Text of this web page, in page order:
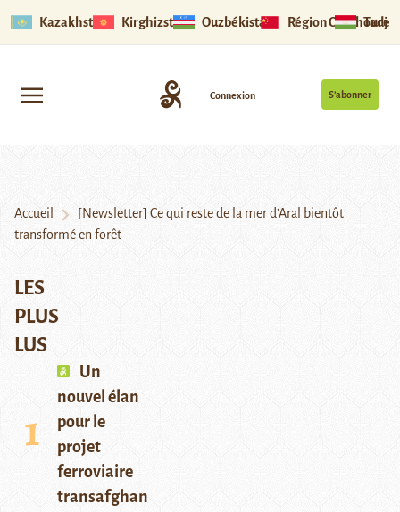
Kazakhstan Kirghizstan Ouzbékistan Région Ouïghoure
S’abonner
Connexion
Accueil
[Newsletter] Ce qui reste de la mer d’Aral bientôt
transformé en forêt
LES
PLUS
LUS
Un
nouvel élan
pour le
projet
ferroviaire
transafghan